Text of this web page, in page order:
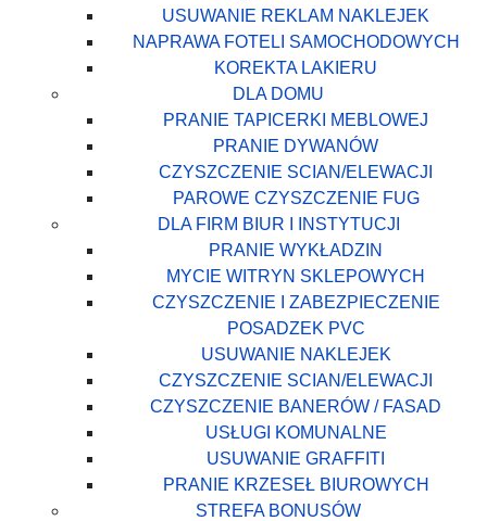
USUWANIE REKLAM NAKLEJEK
NAPRAWA FOTELI SAMOCHODOWYCH
KOREKTA LAKIERU
DLA DOMU
PRANIE TAPICERKI MEBLOWEJ
PRANIE DYWANÓW
CZYSZCZENIE SCIAN/ELEWACJI
PAROWE CZYSZCZENIE FUG
DLA FIRM BIUR I INSTYTUCJI
PRANIE WYKŁADZIN
MYCIE WITRYN SKLEPOWYCH
CZYSZCZENIE I ZABEZPIECZENIE
POSADZEK PVC
USUWANIE NAKLEJEK
CZYSZCZENIE SCIAN/ELEWACJI
CZYSZCZENIE BANERÓW / FASAD
USŁUGI KOMUNALNE
USUWANIE GRAFFITI
PRANIE KRZESEŁ BIUROWYCH
STREFA BONUSÓW